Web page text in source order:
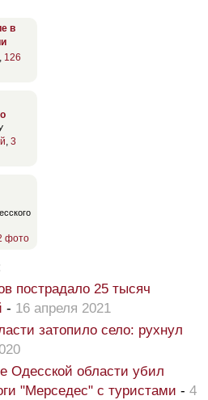
в
, 126
, 3
фото
пострадало 25 тысяч
- 16 апреля 2021
затопило село: рухнул
Одесской области убил
"Мерседес" с туристами - 4